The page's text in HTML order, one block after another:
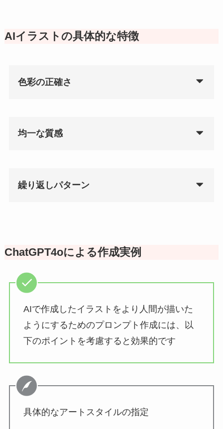
AIイラストの具体的な特徴
色彩の正確さ
均一な質感
繰り返しパターン
ChatGPT4oによる作成実例
AIで作成したイラストをより人間が描いた
ようにするためのプロンプト作成には、以
下のポイントを考慮すると効果的です
具体的なアートスタイルの指定